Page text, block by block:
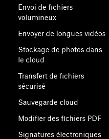
Envoi de fichiers
volumineux
Envoyer de longues vidéos
Stockage de photos dans
le cloud
Transfert de fichiers
sécurisé
Sauvegarde cloud
Modifier des fichiers PDF
Signatures électroniques